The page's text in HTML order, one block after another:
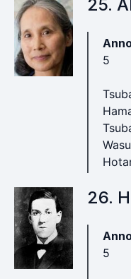
25.
5
26.
5